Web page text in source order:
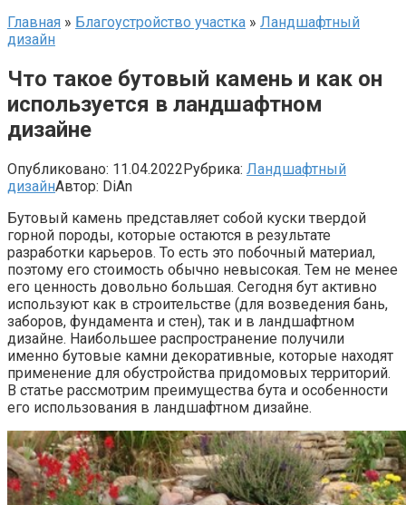
Главная » Благоустройство участка » Ландшафтный
дизайн
Что такое бутовый камень и как он
используется в ландшафтном
дизайне
Опубликовано: 11.04.2022Рубрика: Ландшафтный
дизайнАвтор: DiAn
Бутовый камень представляет собой куски твердой
горной породы, которые остаются в результате
разработки карьеров. То есть это побочный материал,
поэтому его стоимость обычно невысокая. Тем не менее
его ценность довольно большая. Сегодня бут активно
используют как в строительстве (для возведения бань,
заборов, фундамента и стен), так и в ландшафтном
дизайне. Наибольшее распространение получили
именно бутовые камни декоративные, которые находят
применение для обустройства придомовых территорий.
В статье рассмотрим преимущества бута и особенности
его использования в ландшафтном дизайне.